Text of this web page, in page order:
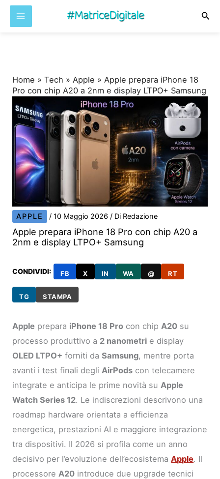
Home »Tech »Apple »Apple prepara iPhone 18
Pro con chip A20 a 2nm e display LTPO+ Samsung
APPLE /10 Maggio 2026/ Di Redazione
Apple prepara iPhone 18 Pro con chip A20 a
2nm e display LTPO+ Samsung
CONDIVIDI: FB X IN WA @ RT
TG STAMPA
Apple prepara iPhone 18 Pro con chip A20 su
processo produttivo a 2 nanometri e display
OLED LTPO+ forniti daSamsung, mentre porta
avanti i test finali degli AirPods con telecamere
integrate e anticipa le prime novità su Apple
Watch Series 12. Le indiscrezioni descrivono una
roadmap hardware orientata a efficienza
energetica, prestazioni AI e maggiore integrazione
tra dispositivi. Il 2026 si profila come un anno
decisivo per l’evoluzione dell’ecosistemaApple. Il
processore A20 introduce due upgrade tecnici